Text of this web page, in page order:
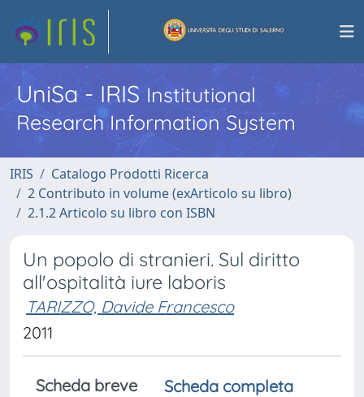
UniSa - IRISInstitutional
Research Information System
IRIS
Catalogo Prodotti Ricerca
2 Contributo in volume (exArticolo su libro)
2.1.2 Articolo su libro con ISBN
Un popolo di stranieri. Sul diritto
all'ospitalità iure laboris
TARIZZO, Davide Francesco
2011
Scheda breve
Scheda completa